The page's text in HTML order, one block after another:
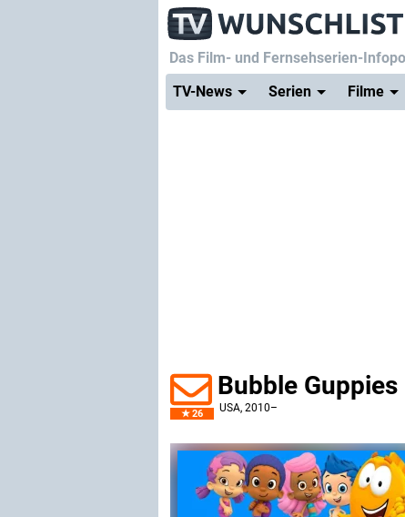
Das Film- und Fernsehserien-
TV-News
Serien Filme
26
Bubble Guppies
USA, 2010–